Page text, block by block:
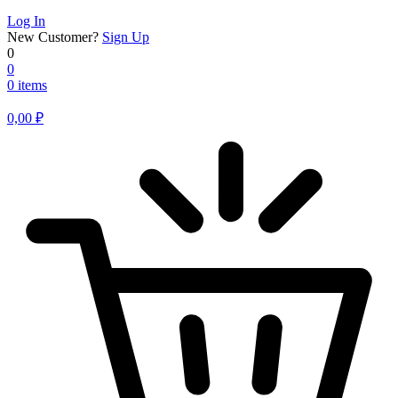
Log In
New Customer? Sign Up
0
0
0 items
0,00 ₽